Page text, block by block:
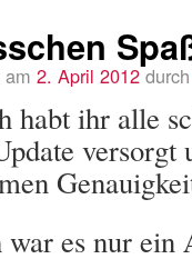
am 2. April 2012 durch
habt ihr alle
es nur ein